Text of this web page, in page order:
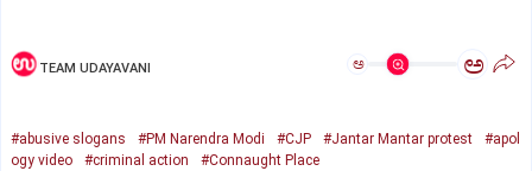
TEAM UDAYAVANI ಅ ಅ
#abusive slogans #PM Narendra Modi #CJP #Jantar Mantar protest
#apol
ogy video
#criminal action #Connaught Place